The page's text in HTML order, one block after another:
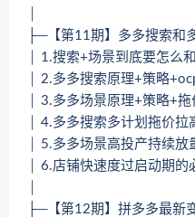
├─【第11期】多多搜索和
│ 1.搜索+场景到底要怎么
│ 2.多多搜索原理+策略
│ 3.多多场景原理+策略+
│ 4.多多搜索多计划拖价拉
│ 5.多多场景高投产持续放
│ 6.店铺快速度过启动期
├─【第12期】拼多多最新